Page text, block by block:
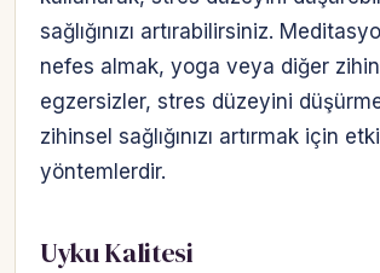
sağlığınızı artırabilirsiniz.
nefes almak, yoga veya diğer
egzersizler, stres düzeyini
zihinsel sağlığınızı artırmak için
yöntemlerdir.
Uyku Kalitesi